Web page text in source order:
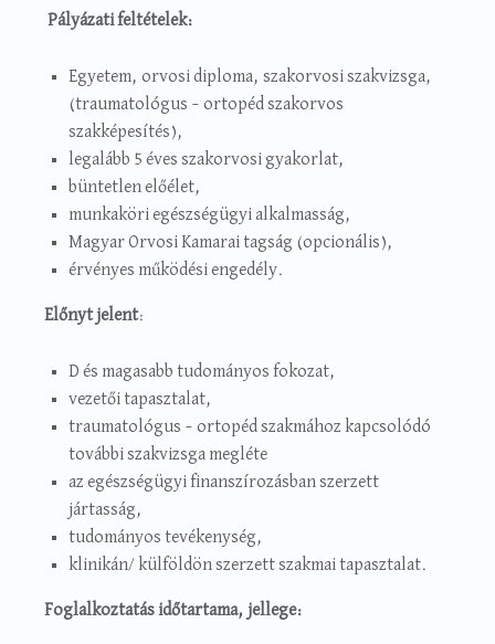
Pályázati feltételek:
Egyetem, orvosi diploma, szakorvosi szakvizsga,
(traumatológus – ortopéd szakorvos
szakképesítés),
legalább 5 éves szakorvosi gyakorlat,
büntetlen előélet,
munkaköri egészségügyi alkalmasság,
Magyar Orvosi Kamarai tagság (opcionális),
érvényes működési engedély.
Előnyt jelent:
D és magasabb tudományos fokozat,
vezetői tapasztalat,
traumatológus – ortopéd szakmához kapcsolódó
további szakvizsga megléte
az egészségügyi finanszírozásban szerzett
jártasság,
tudományos tevékenység,
klinikán/ külföldön szerzett szakmai tapasztalat.
Foglalkoztatás időtartama, jellege: